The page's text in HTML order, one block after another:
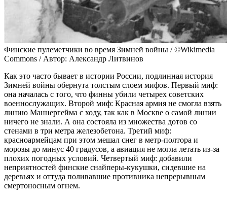
Финские пулеметчики во время Зимней войны / ©Wikimedia
Commons / Автор: Александр Литвинов
Как это часто бывает в истории России, подлинная история
Зимней войны обернута толстым слоем мифов. Первый миф:
она началась с того, что финны убили четырех советских
военнослужащих. Второй миф: Красная армия не смогла взять
линию Маннергейма с ходу, так как в Москве о самой линии
ничего не знали. А она состояла из множества дотов со
стенами в три метра железобетона. Третий миф:
красноармейцам при этом мешал снег в метр-полтора и
морозы до минус 40 градусов, а авиация не могла летать из-за
плохих погодных условий. Четвертый миф: добавили
неприятностей финские снайперы-кукушки, сидевшие на
деревьях и оттуда поливавшие противника непрерывным
смертоносным огнем.